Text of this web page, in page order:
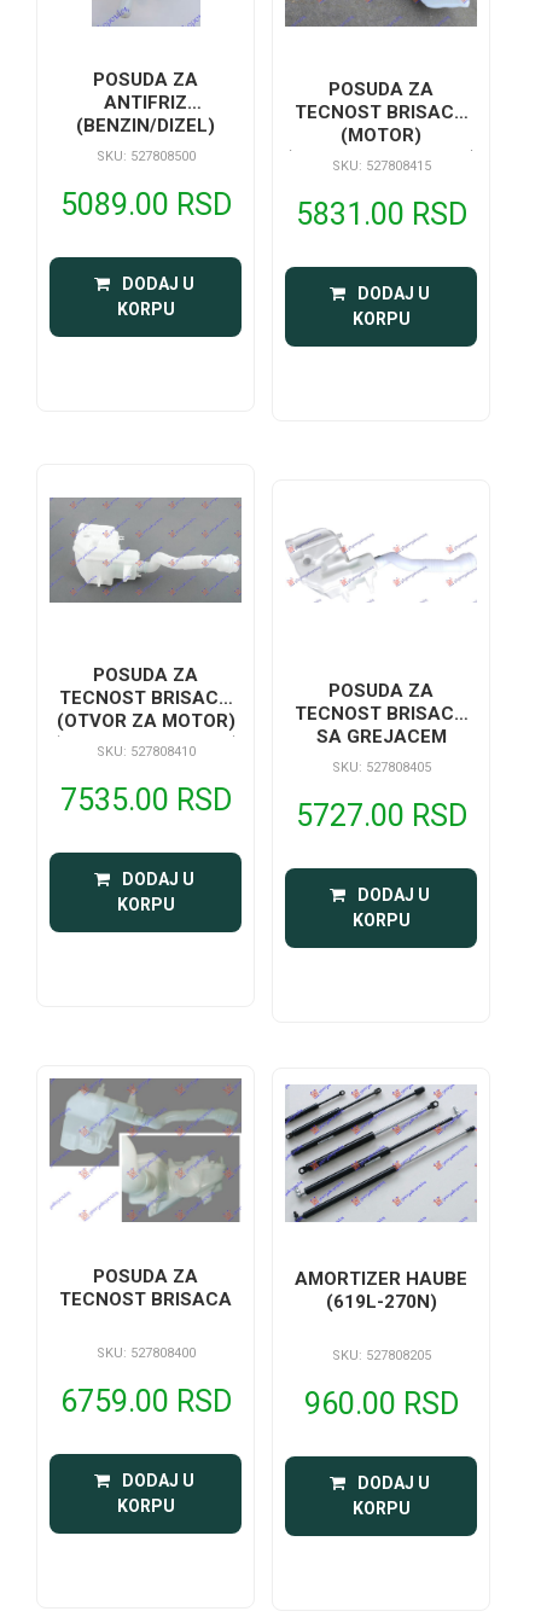
POSUDA ZA
ANTIFRIZ
(BENZIN/DIZEL)
SKU: 527808500
5089.00 RSD
DODAJ U
KORPU
POSUDA ZA
TECNOST BRISACA
(MOTOR)
(PRSKALICE FAROVA)
SKU: 527808415
5831.00 RSD
DODAJ U
KORPU
POSUDA ZA
TECNOST BRISACA
(OTVOR ZA MOTOR)
(OTVOR ZA SENZOR)
SKU: 527808410
7535.00 RSD
DODAJ U
KORPU
POSUDA ZA
TECNOST BRISACA
SA GREJACEM
SKU: 527808405
5727.00 RSD
DODAJ U
KORPU
POSUDA ZA
TECNOST BRISACA
SKU: 527808400
6759.00 RSD
DODAJ U
KORPU
AMORTIZER HAUBE
(619L-270N)
SKU: 527808205
960.00 RSD
DODAJ U
KORPU